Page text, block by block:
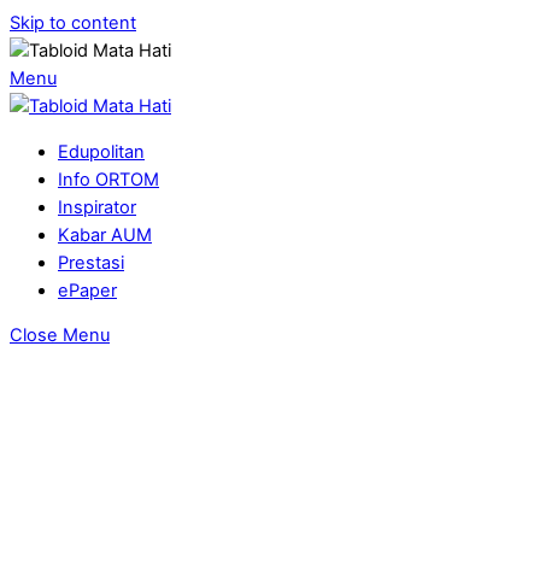
Skip to content
Menu
Edupolitan
Info ORTOM
Inspirator
Kabar AUM
Prestasi
ePaper
Close Menu